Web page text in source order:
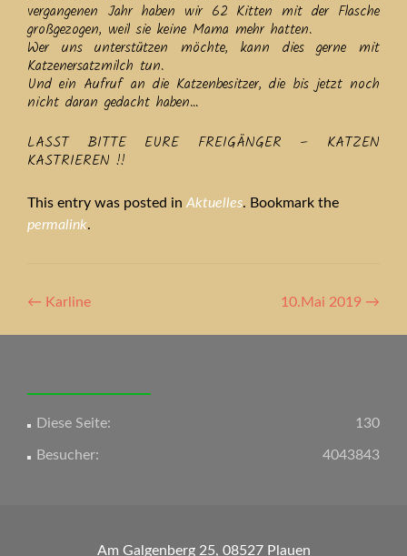
vergangenen Jahr haben wir 62 Kitten mit der Flasche
großgezogen, weil sie keine Mama mehr hatten.
Wer uns unterstützen möchte, kann dies gerne mit
Katzenersatzmilch tun.
Und ein Aufruf an die Katzenbesitzer, die bis jetzt noch
nicht daran gedacht haben…
LASST BITTE EURE FREIGÄNGER – KATZEN
KASTRIEREN !!
This entry was posted in Aktuelles. Bookmark the
permalink.
Artikel-
Navigation
← Karline 10.Mai 2019 →
130
Diese Seite:
4043843
Besucher:
Am Galgenberg 25, 08527 Plauen